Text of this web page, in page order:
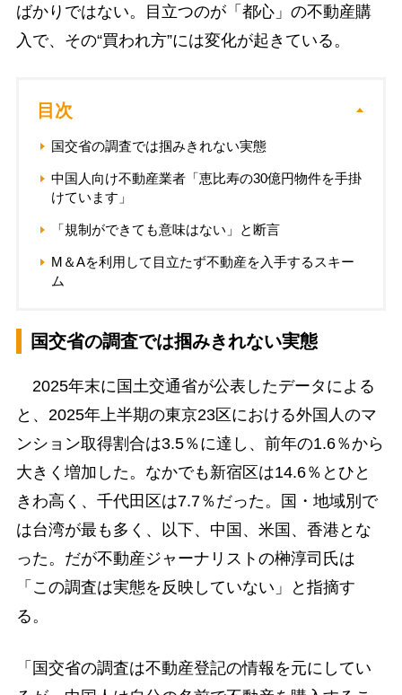
ばかりではない。目立つのが「都心」の不動産購
入で、その“買われ方”には変化が起きている。
目次
国交省の調査では掴みきれない実態
中国人向け不動産業者「恵比寿の30億円物件を手掛
けています」
「規制ができても意味はない」と断言
M＆Aを利用して目立たず不動産を入手するスキー
ム
国交省の調査では掴みきれない実態
2025年末に国土交通省が公表したデータによる
と、2025年上半期の東京23区における外国人のマ
ンション取得割合は3.5％に達し、前年の1.6％から
大きく増加した。なかでも新宿区は14.6％とひと
きわ高く、千代田区は7.7％だった。国・地域別で
は台湾が最も多く、以下、中国、米国、香港とな
った。だが不動産ジャーナリストの榊淳司氏は
「この調査は実態を反映していない」と指摘す
る。
「国交省の調査は不動産登記の情報を元にしてい